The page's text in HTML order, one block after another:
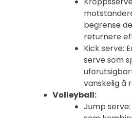
begrense
returnere
Kick serve:
serve som
vanskelig å
Volleyball:
Jump